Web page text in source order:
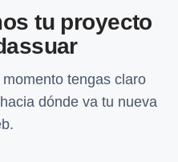
tu proyecto
tengas claro
dónde va tu nueva